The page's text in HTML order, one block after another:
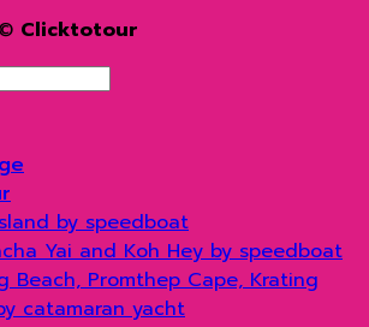
Clicktotour
by speedboat
Yai and Koh Hey by speedboat
Beach, Promthep Cape, Krating
catamaran yacht